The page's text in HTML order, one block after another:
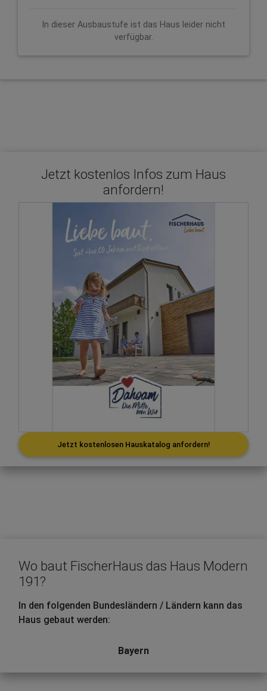
In dieser Ausbaustufe ist das Haus leider nicht
verfügbar.
Jetzt kostenlos Infos zum Haus
anfordern!
Jetzt kostenlosen Hauskatalog anfordern!
Wo baut FischerHaus das Haus Modern
191?
In den folgenden Bundesländern / Ländern kann das
Haus gebaut werden:
Bayern